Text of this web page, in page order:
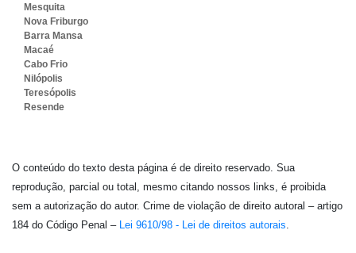
Mesquita
Nova Friburgo
Barra Mansa
Macaé
Cabo Frio
Nilópolis
Teresópolis
Resende
O conteúdo do texto desta página é de direito reservado. Sua
reprodução, parcial ou total, mesmo citando nossos links, é proibida
sem a autorização do autor. Crime de violação de direito autoral – artigo
184 do Código Penal – Lei 9610/98 - Lei de direitos autorais.